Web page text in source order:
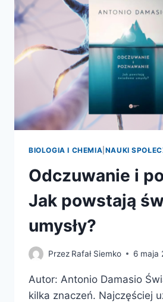
CZYNY?
BIOLOGIA I CHEMIA NAUKI
Odczuwanie i
Jak powstają
umysły?
Przez Rafał Siemko 6 maja
Autor: Antonio Damasio
kilka znaczeń. Najczęściej